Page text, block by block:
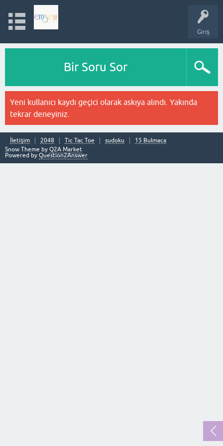
Giriş
Bir Soru Sor
Yeni kullanıcı kaydı geçici olarak askıya alındı. Yakında
tekrar deneyiniz.
İletişim 2048 Tic Tac Toe sudoku
15 Bulmaca
Snow Theme by Q2A Market
Powered by Question2Answer